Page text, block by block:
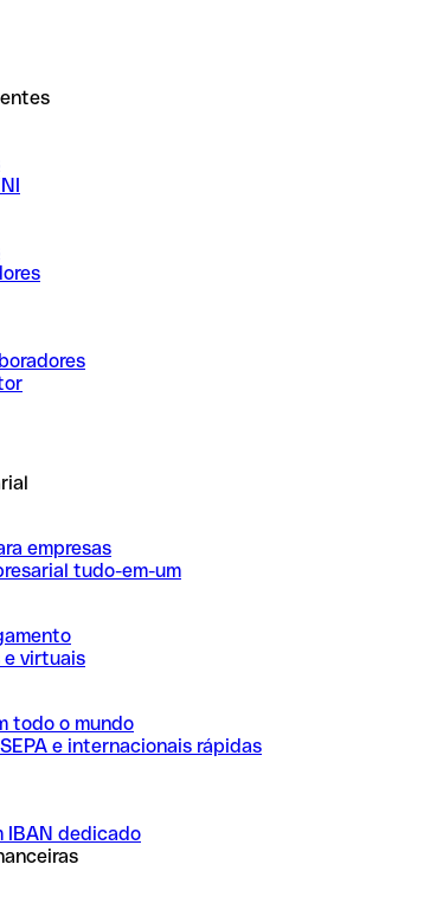
empresas
tudo-em-um
virtuais
todo o mundo
e internacionais rápidas
IBAN dedicado